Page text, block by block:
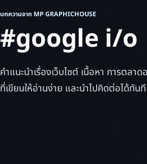
บทความจาก MP GRAPHICHOUSE
#google i/o
คำแนะนำเรื่องเว็บไซต์ เนื้อหา การตลา
ที่เขียนให้อ่านง่าย และนำไปคิดต่อได้ทันที